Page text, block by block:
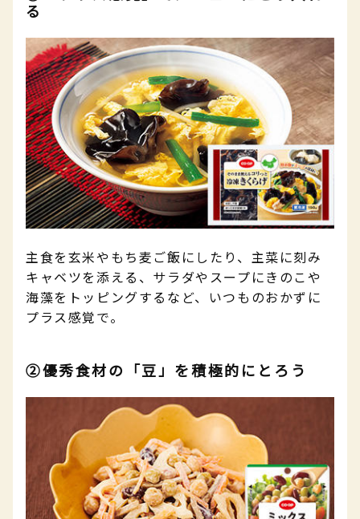
る
主食を玄米やもち麦ご飯にしたり、主菜に刻み
キャベツを添える、サラダやスープにきのこや
海藻をトッピングするなど、いつものおかずに
プラス感覚で。
②優秀食材の「豆」を積極的にとろう